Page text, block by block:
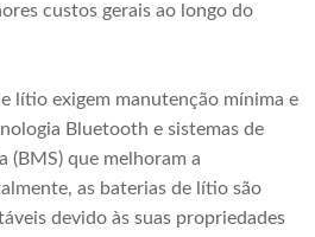
custos gerais ao longo do
lítio exigem manutenção mínima e
Bluetooth e sistemas de
(BMS) que melhoram a
as baterias de lítio são
​​devido às suas propriedades